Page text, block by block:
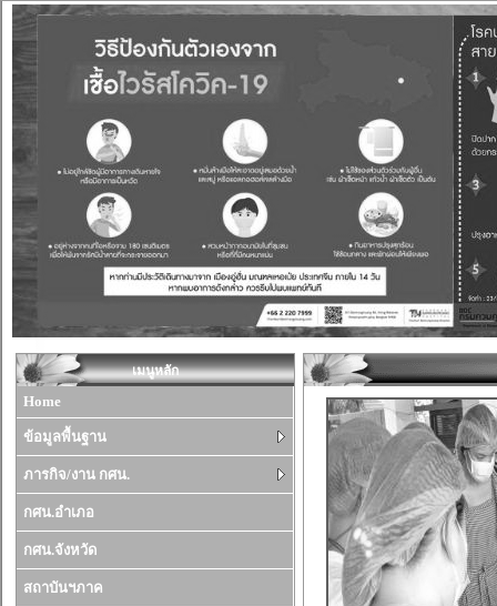
เมนูหลัก
Home
ข้อมูลพื้นฐาน
ภารกิจ/งาน กศน.
กศน.อำเภอ
กศน.จังหวัด
สถาบันฯภาค